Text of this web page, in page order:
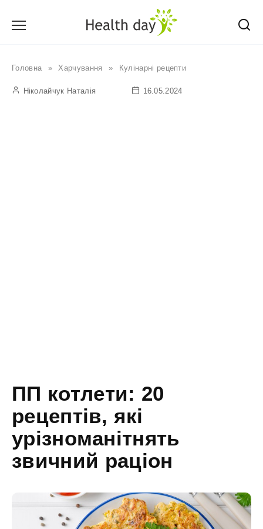
Головна » Харчування » Кулінарні рецепти
Ніколайчук Наталія 16.05.2024
ПП котлети: 20
рецептів, які
урізноманітнять
звичний раціон